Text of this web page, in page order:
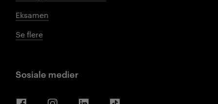
Eksamen
Se flere
Sosiale medier